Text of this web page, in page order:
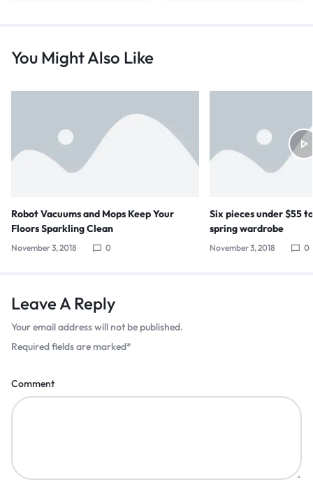
You Might Also Like
Robot Vacuums and Mops Keep Your
Floors Sparkling Clean
November 3, 2018 0
Six pieces under $55
spring wardrobe
November 3, 2018 0
Leave A Reply
Your email address will not be published.
Required fields are marked*
Comment